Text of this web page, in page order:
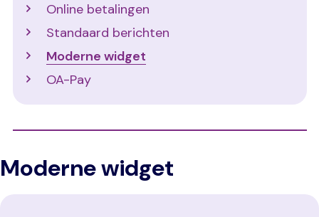
Moderne widget
Online betalingen
Standaard berichten
Moderne widget
OA-Pay